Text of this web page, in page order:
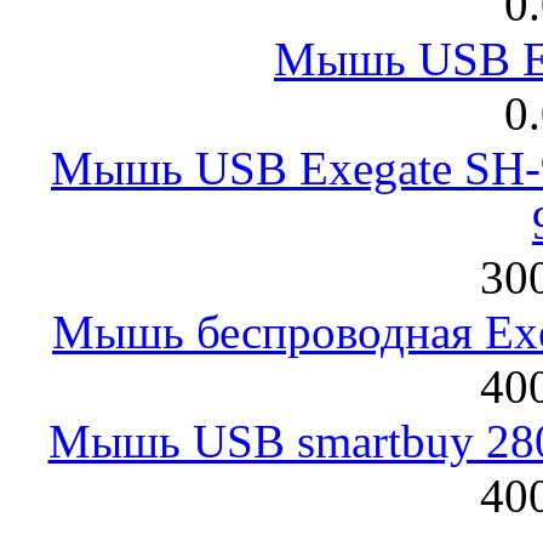
Мышь USB
Мышь USB Exegate
Мышь беспроводная
Мышь USB smartbuy